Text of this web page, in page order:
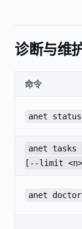
诊断与维
命令
anet status
anet tasks
[--limit
anet doctor